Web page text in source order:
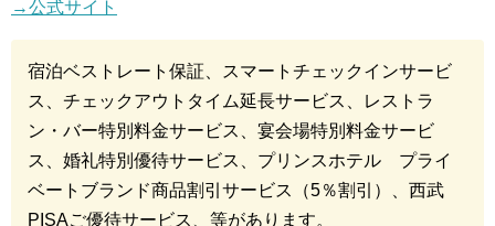
→公式サイト
宿泊ベストレート保証、スマートチェックインサービ
ス、チェックアウトタイム延長サービス、レストラ
ン・バー特別料金サービス、宴会場特別料金サービ
ス、婚礼特別優待サービス、プリンスホテル プライ
ベートブランド商品割引サービス（5％割引）、西武
PISAご優待サービス、等があります。